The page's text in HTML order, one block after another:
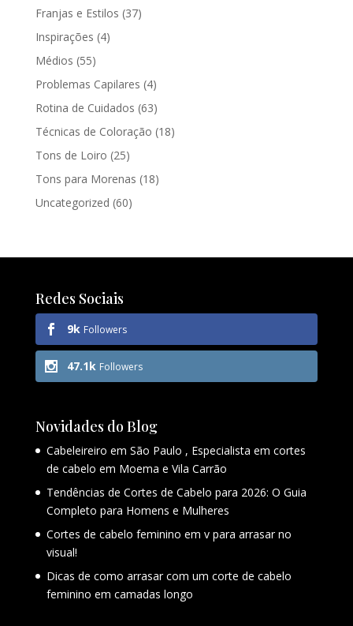
Franjas e Estilos (37)
Inspirações (4)
Médios (55)
Problemas Capilares (4)
Rotina de Cuidados (63)
Técnicas de Coloração (18)
Tons de Loiro (25)
Tons para Morenas (18)
Uncategorized (60)
Redes Sociais
9k Followers
47.1k Followers
Novidades do Blog
Cabeleireiro em São Paulo , Especialista em cortes
de cabelo em Moema e Vila Carrão
Tendências de Cortes de Cabelo para 2026: O Guia
Completo para Homens e Mulheres
Cortes de cabelo feminino em v para arrasar no
visual!
Dicas de como arrasar com um corte de cabelo
feminino em camadas longo